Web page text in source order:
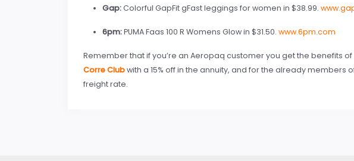
Gap:Colorful GapFit gFast leggings for women in $38.99.
6pm:PUMA Faas 100 R Womens Glow in $31.50. www.6pm.com
Remember that if you’re an Aeropaq customer you get the benefits
Corre Clubwith a 15% off in the annuity, and for the already members
freight rate.